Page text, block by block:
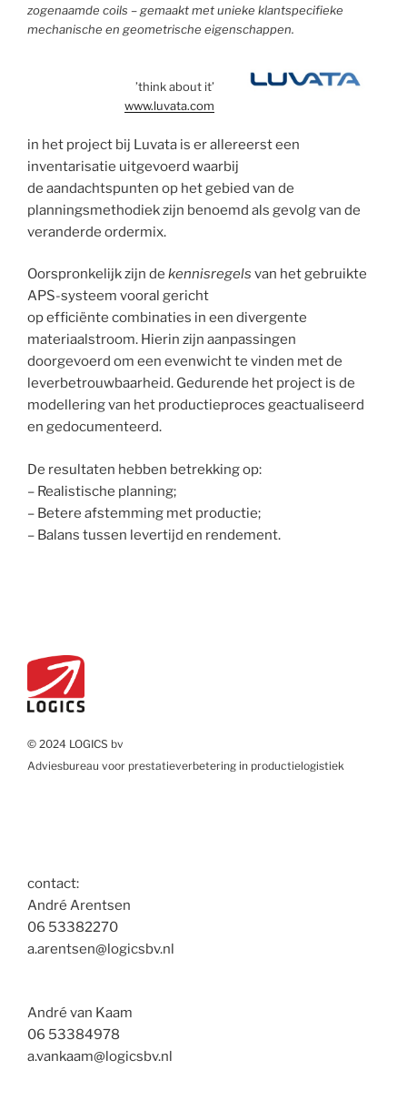
zogenaamde coils – gemaakt met unieke klantspecifieke
mechanische en geometrische eigenschappen.
’think about it’
www.luvata.com
in het project bij Luvata is er allereerst een
inventarisatie uitgevoerd waarbij
de aandachtspunten op het gebied van de
planningsmethodiek zijn benoemd als gevolg van de
veranderde ordermix.
Oorspronkelijk zijn de kennisregels van het gebruikte
APS-systeem vooral gericht
op efficiënte combinaties in een divergente
materiaalstroom. Hierin zijn aanpassingen
doorgevoerd om een evenwicht te vinden met de
leverbetrouwbaarheid. Gedurende het project is de
modellering van het productieproces geactualiseerd
en gedocumenteerd.
De resultaten hebben betrekking op:
– Realistische planning;
– Betere afstemming met productie;
– Balans tussen levertijd en rendement.
© 2024 LOGICS bv
Adviesbureau voor prestatieverbetering in productielogistiek
contact:
André Arentsen
06 53382270
a.arentsen@logicsbv.nl
André van Kaam
06 53384978
a.vankaam@logicsbv.nl